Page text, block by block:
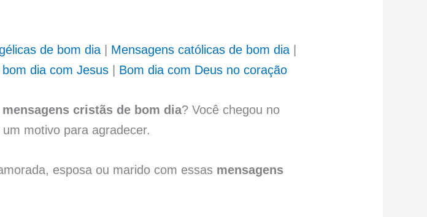
de bom dia Mensagens católicas de bom dia
dia com Jesus Bom dia com Deus no coração
mensagens cristãs de bom dia? Você chegou no
motivo para agradecer.
esposa ou marido com essas mensagens